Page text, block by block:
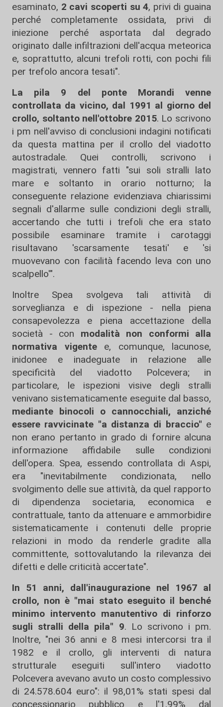
esaminato, 2 cavi scoperti su 4, privi di guaina
perché completamente ossidata, privi di
iniezione perché asportata dal degrado
originato dalle infiltrazioni dell'acqua meteorica
e, soprattutto, alcuni trefoli rotti, con pochi fili
per trefolo ancora tesati".
La pila 9 del ponte Morandi venne
controllata da vicino, dal 1991 al giorno del
crollo, soltanto nell'ottobre 2015. Lo scrivono
i pm nell'avviso di conclusioni indagini notificati
da questa mattina per il crollo del viadotto
autostradale. Quei controlli, scrivono i
magistrati, vennero fatti "sui soli stralli lato
mare e soltanto in orario notturno; la
conseguente relazione evidenziava chiarissimi
segnali d'allarme sulle condizioni degli stralli,
accertando che tutti i trefoli che era stato
possibile esaminare tramite i carotaggi
risultavano 'scarsamente tesati' e 'si
muovevano con facilità facendo leva con uno
scalpello'".
Inoltre Spea svolgeva tali attività di
sorveglianza e di ispezione - nella piena
consapevolezza e piena accettazione della
società - con modalità non conformi alla
normativa vigentee, comunque, lacunose,
inidonee e inadeguate in relazione alle
specificità del viadotto Polcevera; in
particolare, le ispezioni visive degli stralli
venivano sistematicamente eseguite dal basso,
mediante binocoli o cannocchiali, anziché
essere ravvicinate "a distanza di braccio" e
non erano pertanto in grado di fornire alcuna
informazione affidabile sulle condizioni
dell'opera. Spea, essendo controllata di Aspi,
era "inevitabilmente condizionata, nello
svolgimento delle sue attività, da quel rapporto
di dipendenza societaria, economica e
contrattuale, tanto da attenuare e ammorbidire
sistematicamente i contenuti delle proprie
relazioni in modo da renderle gradite alla
committente, sottovalutando la rilevanza dei
difetti e delle criticità accertate".
In 51 anni, dall'inaugurazione nel 1967 al
crollo, non è "mai stato eseguito il benché
minimo intervento manutentivo di rinforzo
sugli stralli della pila" 9. Lo scrivono i pm.
Inoltre, "nei 36 anni e 8 mesi intercorsi tra il
1982 e il crollo, gli interventi di natura
strutturale eseguiti sull'intero viadotto
Polcevera avevano avuto un costo complessivo
di 24.578.604 euro": il 98,01% stati spesi dal
concessionario pubblico e l'1,99% dal